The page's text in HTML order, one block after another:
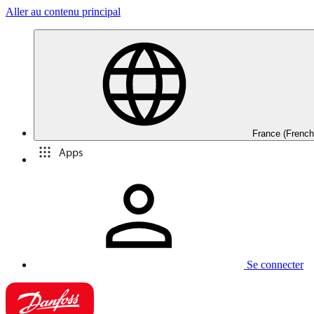
Aller au contenu principal
France
Apps
Se connecter